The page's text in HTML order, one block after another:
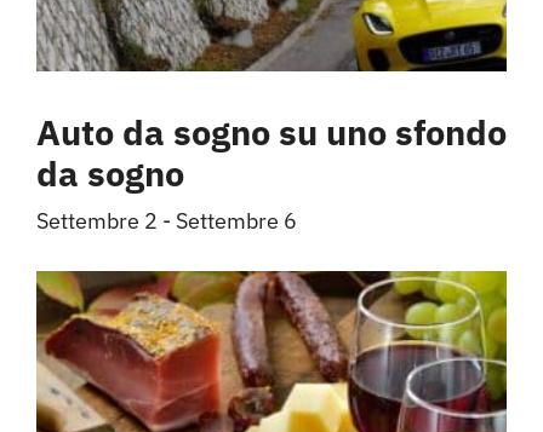
Auto da sogno su uno sfondo
da sogno
Settembre 2 - Settembre 6